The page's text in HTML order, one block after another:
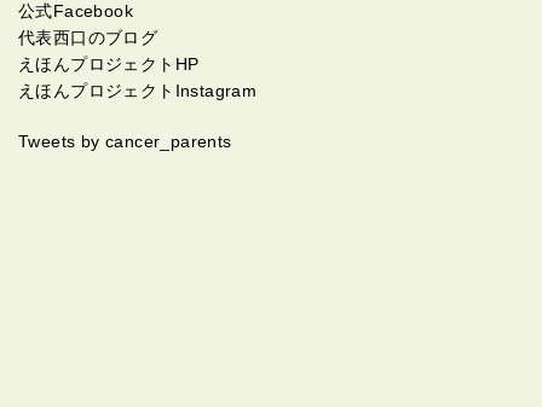
公式Facebook
代表西口のブログ
えほんプロジェクトHP
えほんプロジェクトInstagram
Tweets by cancer_parents